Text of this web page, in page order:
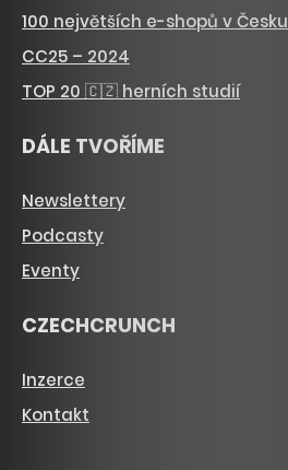
100 největších e-shopů v Česku
CC25 – 2024
TOP 20 🇨🇿 herních studií
DÁLE TVOŘÍME
Newslettery
Podcasty
Eventy
CZECHCRUNCH
Inzerce
Kontakt